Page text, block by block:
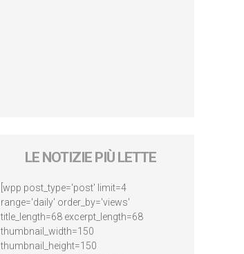
LE NOTIZIE PIÙ LETTE
[wpp post_type='post' limit=4
range='daily' order_by='views'
title_length=68 excerpt_length=68
thumbnail_width=150
thumbnail_height=150